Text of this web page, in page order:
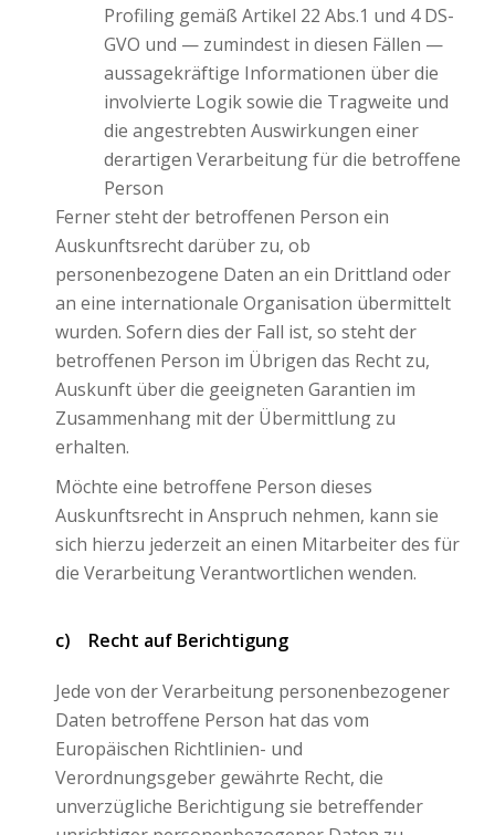
Profiling gemäß Artikel 22 Abs.1 und 4 DS-
GVO und — zumindest in diesen Fällen —
aussagekräftige Informationen über die
involvierte Logik sowie die Tragweite und
die angestrebten Auswirkungen einer
derartigen Verarbeitung für die betroffene
Person
Ferner steht der betroffenen Person ein
Auskunftsrecht darüber zu, ob
personenbezogene Daten an ein Drittland oder
an eine internationale Organisation übermittelt
wurden. Sofern dies der Fall ist, so steht der
betroffenen Person im Übrigen das Recht zu,
Auskunft über die geeigneten Garantien im
Zusammenhang mit der Übermittlung zu
erhalten.
Möchte eine betroffene Person dieses
Auskunftsrecht in Anspruch nehmen, kann sie
sich hierzu jederzeit an einen Mitarbeiter des für
die Verarbeitung Verantwortlichen wenden.
c) Recht auf Berichtigung
Jede von der Verarbeitung personenbezogener
Daten betroffene Person hat das vom
Europäischen Richtlinien- und
Verordnungsgeber gewährte Recht, die
unverzügliche Berichtigung sie betreffender